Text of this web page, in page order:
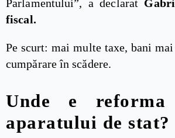
Parlamentului”, a declarat
fiscal.
Pe scurt: mai multe taxe, bani
cumpărare în scădere.
Unde e
aparatului de stat?